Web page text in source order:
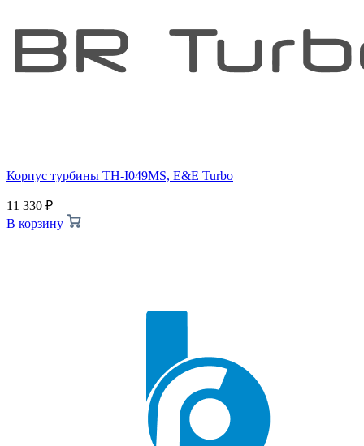
Корпус турбины TH-I049MS, E&E Turbo
11 330 ₽
В корзину